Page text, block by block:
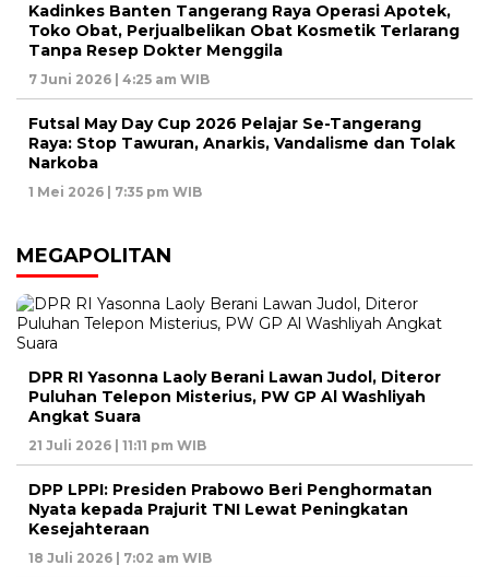
Kadinkes Banten Tangerang Raya Operasi Apotek,
Toko Obat, Perjualbelikan Obat Kosmetik Terlarang
Tanpa Resep Dokter Menggila
7 Juni 2026 | 4:25 am WIB
Futsal May Day Cup 2026 Pelajar Se-Tangerang
Raya: Stop Tawuran, Anarkis, Vandalisme dan Tolak
Narkoba
1 Mei 2026 | 7:35 pm WIB
MEGAPOLITAN
DPR RI Yasonna Laoly Berani Lawan Judol, Diteror
Puluhan Telepon Misterius, PW GP Al Washliyah
Angkat Suara
21 Juli 2026 | 11:11 pm WIB
DPP LPPI: Presiden Prabowo Beri Penghormatan
Nyata kepada Prajurit TNI Lewat Peningkatan
Kesejahteraan
18 Juli 2026 | 7:02 am WIB